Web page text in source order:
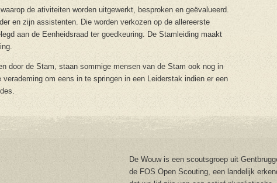
de ativiteiten worden uitgewerkt, besproken en geëvalueerd.
en zijn assistenten. Die worden verkozen op de allereerste
aan de Eenheidsraad ter goedkeuring. De Stamleiding maakt
door de Stam, staan sommige mensen van de Stam ook nog in
om eens in te springen in een Leiderstak indien er een
De Wouw is een scoutsgroep uit
de FOS Open Scouting, een landelijk